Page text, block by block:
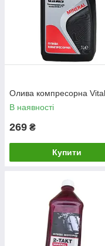
Олива компресорна
В наявності
269 ₴
Купити